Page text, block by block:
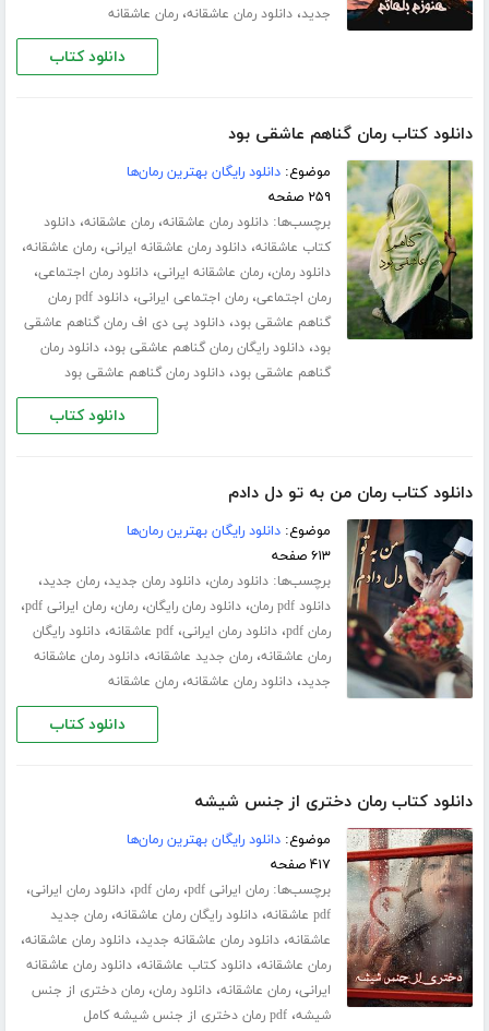
جدید،دانلود رمان عاشقانه،رمان عاشقانه
دانلود کتاب
دانلود کتاب رمان گناهم عاشقی بود
موضوع:دانلود رایگان بهترین رمان‌ها
۲۵۹ صفحه
برچسب‌ها:دانلود رمان عاشقانه،رمان عاشقانه،دانلود
کتاب عاشقانه،دانلود رمان عاشقانه ایرانی،رمان عاشقانه،
دانلود رمان،رمان عاشقانه ایرانی،دانلود رمان اجتماعی،
رمان اجتماعی،رمان اجتماعی ایرانی،
دانلود pdf رمان
گناهم عاشقی بود،دانلود پی دی اف رمان گناهم عاشقی
بود،دانلود رایگان رمان گناهم عاشقی بود،دانلود رمان
گناهم عاشقی بود،دانلود رمان گناهم عاشقی بود
دانلود کتاب
دانلود کتاب رمان من به تو دل دادم
موضوع:دانلود رایگان بهترین رمان‌ها
۶۱۳ صفحه
برچسب‌ها:دانلود رمان،دانلود رمان جدید،رمان جدید،
دانلود pdf رمان ،دانلود رمان رایگان،رمان،رمان ایرانی pdf ،
رمان pdf ،دانلود رمان ایرانی،pdf عاشقانه ،دانلود رایگان
رمان عاشقانه،رمان جدید عاشقانه،دانلود رمان عاشقانه
جدید،دانلود رمان عاشقانه،رمان عاشقانه
دانلود کتاب
دانلود کتاب رمان دختری از جنس شیشه
موضوع:دانلود رایگان بهترین رمان‌ها
۴۱۷ صفحه
برچسب‌ها:رمان ایرانی pdf ،رمان pdf ،دانلود رمان ایرانی،
pdf عاشقانه ،دانلود رایگان رمان عاشقانه،رمان جدید
عاشقانه،دانلود رمان عاشقانه جدید،دانلود رمان عاشقانه،
رمان عاشقانه،دانلود کتاب عاشقانه،دانلود رمان عاشقانه
ایرانی،رمان عاشقانه،دانلود رمان،رمان دختری از جنس
شیشه،pdf رمان دختری از جنس شیشه کامل